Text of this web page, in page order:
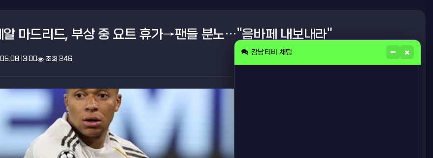
알 마드리드, 부상 중 요트 휴가→팬들 분노…"음바페 내보내라"
05.08 13:00 조회 246
강남티비 채팅